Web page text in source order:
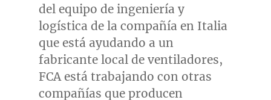
del equipo de ingeniería y
logística de la compañía en Italia
que está ayudando a un
fabricante local de ventiladores,
FCA está trabajando con otras
compañías que producen